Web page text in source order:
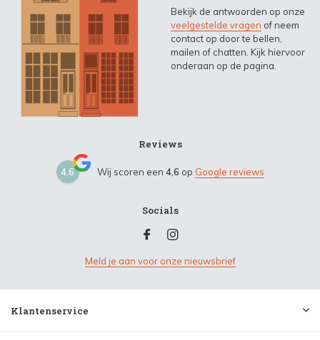
Bekijk de antwoorden op onze
veelgestelde vragen of neem
contact op door te bellen,
mailen of chatten. Kijk hiervoor
onderaan op de pagina.
Reviews
4,6 Wij scoren een 4,6 op Google reviews
Socials
Meld je aan voor onze nieuwsbrief
Klantenservice